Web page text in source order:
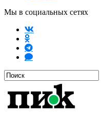
Мы в социальных сетях